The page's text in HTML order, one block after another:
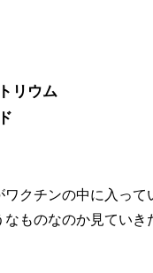
リウム
クチンの中に入って
ものなのか見ていき